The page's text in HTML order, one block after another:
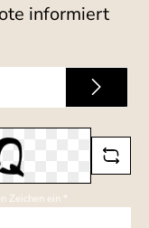
informiert
Zeichen ein *